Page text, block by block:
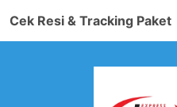
Cek Resi & Tracking Paket